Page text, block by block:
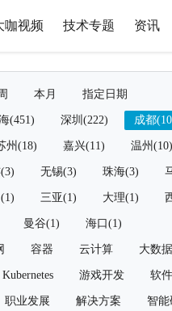
咖视频 技术专题 资讯
本月 指定日期
(451) 深圳(222) 成都
州(18) 嘉兴(11) 温州(10)
无锡(3) 珠海(3)
三亚(1) 大理(1)
曼谷(1) 海口(1)
容器 云计算 大数据
Kubernetes 游戏开发 软
职业发展 解决方案 智